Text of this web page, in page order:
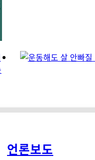
언론보도